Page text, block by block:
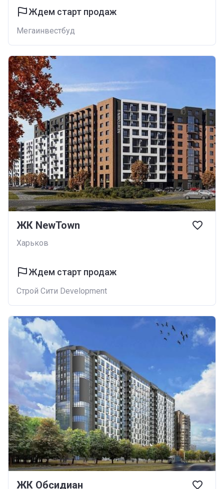
Ждем старт продаж
Мегаинвестбуд
ЖК NewTown
Харьков
Ждем старт продаж
Строй Сити Development
ЖК Обсидиан